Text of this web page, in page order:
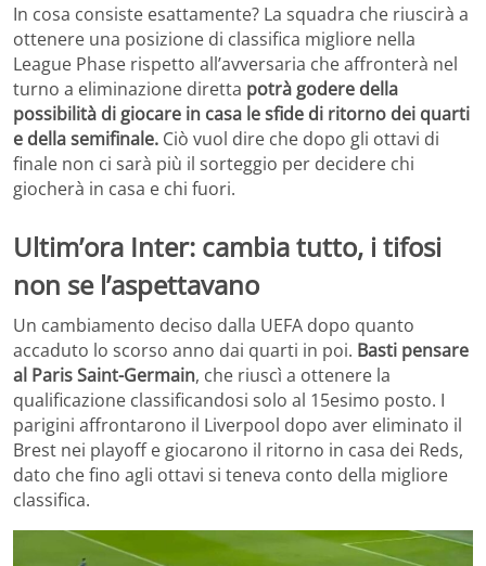
In cosa consiste esattamente? La squadra che riuscirà a
ottenere una posizione di classifica migliore nella
League Phase rispetto all’avversaria che affronterà nel
turno a eliminazione diretta potrà godere della
possibilità di giocare in casa le sfide di ritorno dei quarti
e della semifinale. Ciò vuol dire che dopo gli ottavi di
finale non ci sarà più il sorteggio per decidere chi
giocherà in casa e chi fuori.
Ultim’ora Inter: cambia tutto, i tifosi
non se l’aspettavano
Un cambiamento deciso dalla UEFA dopo quanto
accaduto lo scorso anno dai quarti in poi. Basti pensare
al Paris Saint-Germain, che riuscì a ottenere la
qualificazione classificandosi solo al 15esimo posto. I
parigini affrontarono il Liverpool dopo aver eliminato il
Brest nei playoff e giocarono il ritorno in casa dei Reds,
dato che fino agli ottavi si teneva conto della migliore
classifica.